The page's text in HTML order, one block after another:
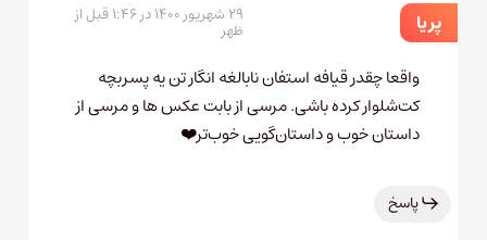
پریا ۲۹ شهریور ۱۴۰۰ در ۱:۴۶ قبل از
ظهر
واقعا چقدر قیافه استفان نابالغه انگار تن یه پسربچه
کت‌شلوار کرده باشی. مرسی از بابت عکس ها و مرسی از
داستان خوب و داستان‌گویی خوب‌تر❤️
پاسخ